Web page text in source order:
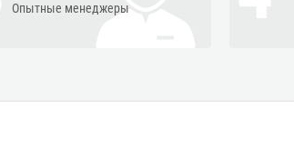
Опытные менеджеры